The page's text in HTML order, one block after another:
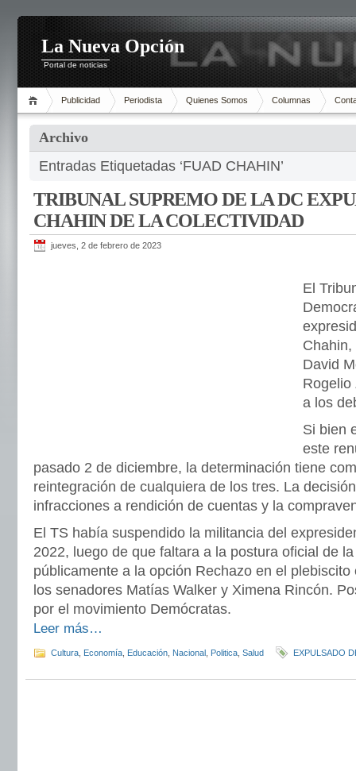
La Nueva Opción
Portal de noticias
Publicidad Periodista Quienes Somos Columnas
Archivo
Entradas Etiquetadas ‘FUAD CHAHIN’
TRIBUNAL SUPREMO DE LA DC
CHAHIN DE LA COLECTIVIDAD
jueves, 2 de febrero de 2023
El
David
Rogelio
a los
Si bien
este
pasado 2 de diciembre, la determinación tiene
reintegración de cualquiera de los tres. La
infracciones a rendición de cuentas y la
El TS había suspendido la militancia del
2022, luego de que faltara a la postura oficial de
públicamente a la opción Rechazo en el
los senadores Matías Walker y Ximena Rincón.
por el movimiento Demócratas.
Leer más…
Cultura Economía Educación Nacional Politica Salud EXPULSADO